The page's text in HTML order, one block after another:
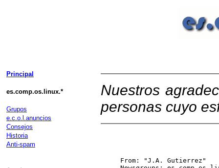
Principal
es.comp.os.linux.*
Grupos
e.c.o.l.anuncios
Consejos
Historia
Anti-spam
Nuestros
personas cuyo
From: "J.A. Gutierrez"